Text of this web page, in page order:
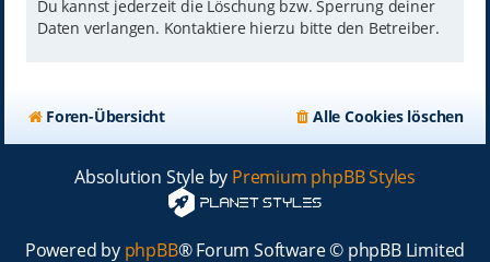
Du kannst jederzeit die Löschung bzw. Sperrung deiner
Daten verlangen. Kontaktiere hierzu bitte den Betreiber.
Foren-Übersicht Alle Cookies löschen
Absolution Style by Premium phpBB Styles
Powered by phpBB® Forum Software © phpBB Limited